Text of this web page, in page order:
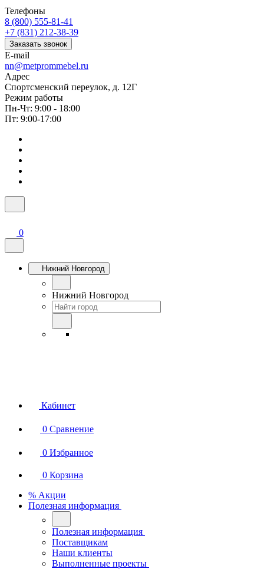
Телефоны
8 (800) 555-81-41
+7 (831) 212-38-39
Заказать звонок
E-mail
nn@metprommebel.ru
Адрес
Спортсменский переулок, д. 12Г
Режим работы
Пн-Чт: 9:00 - 18:00
Пт: 9:00-17:00
0
Нижний Новгород
Нижний Новгород
Кабинет
0 Сравнение
0 Избранное
0 Корзина
% Акции
Полезная информация
Полезная информация
Поставщикам
Наши клиенты
Выполненные проекты